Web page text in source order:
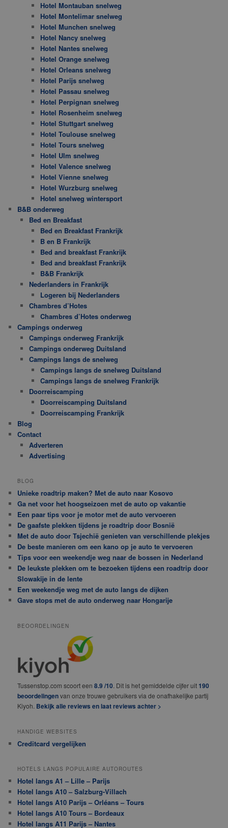
Hotel Montauban snelweg
Hotel Montelimar snelweg
Hotel Munchen snelweg
Hotel Nancy snelweg
Hotel Nantes snelweg
Hotel Orange snelweg
Hotel Orleans snelweg
Hotel Parijs snelweg
Hotel Passau snelweg
Hotel Perpignan snelweg
Hotel Rosenheim snelweg
Hotel Stuttgart snelweg
Hotel Toulouse snelweg
Hotel Tours snelweg
Hotel Ulm snelweg
Hotel Valence snelweg
Hotel Vienne snelweg
Hotel Wurzburg snelweg
Hotel snelweg wintersport
B&B onderweg
Bed en Breakfast
Bed en Breakfast Frankrijk
B en B Frankrijk
Bed and breakfast Frankrijk
Bed and breakfast Frankrijk
B&B Frankrijk
Nederlanders in Frankrijk
Logeren bij Nederlanders
Chambres d’Hotes
Chambres d’Hotes onderweg
Campings onderweg
Campings onderweg Frankrijk
Campings onderweg Duitsland
Campings langs de snelweg
Campings langs de snelweg Duitsland
Campings langs de snelweg Frankrijk
Doorreiscamping
Doorreiscamping Duitsland
Doorreiscamping Frankrijk
Blog
Contact
Adverteren
Advertising
BLOG
Unieke roadtrip maken? Met de auto naar Kosovo
Ga net voor het hoogseizoen met de auto op vakantie
Een paar tips voor je motor met de auto vervoeren
De gaafste plekken tijdens je roadtrip door Bosnië
Met de auto door Tsjechië genieten van verschillende plekjes
De beste manieren om een kano op je auto te vervoeren
Tips voor een weekendje weg naar de bossen in Nederland
De leukste plekken om te bezoeken tijdens een roadtrip door
Slowakije in de lente
Een weekendje weg met de auto langs de dijken
Gave stops met de auto onderweg naar Hongarije
BEOORDELINGEN
Tussenstop.com scoort een8.9 /10 . Dit is het gemiddelde cijfer uit 190
beoordelingenvan onze trouwe gebruikers via de onafhakelijke partij
Kiyoh. Bekijk alle reviews en laat reviews achter >
HANDIGE WEBSITES
Creditcard vergelijken
HOTELS LANGS POPULAIRE AUTOROUTES
Hotel langs A1 – Lille – Parijs
Hotel langs A10 – Salzburg-Villach
Hotel langs A10 Parijs – Orléans – Tours
Hotel langs A10 Tours – Bordeaux
Hotel langs A11 Parijs – Nantes